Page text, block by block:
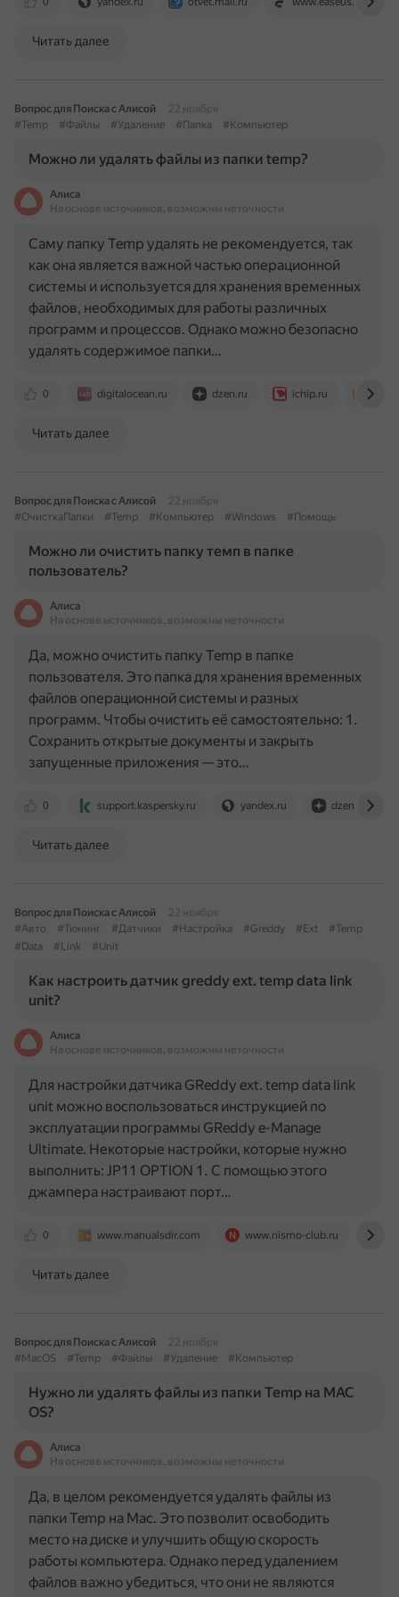
Читать далее
Вопрос для Поиска с Алисой
22 ноября
#Temp
#Файлы #Удаление #Папка #Компьютер
Можно ли удалять файлы из папки temp?
Алиса
На основе источников, возможны неточности
0 digitalocean.ru dzen.ru ichip.ru
Саму папку Temp удалять не рекомендуется, так
как она является важной частью операционной
системы и используется для хранения временных
файлов, необходимых для работы различных
программ и процессов. Однако можно безопасно
удалять содержимое папки…
Читать далее
Вопрос для Поиска с Алисой
22 ноября
#ОчисткаПапки
#Temp #Компьютер #Windows #Помощь
Можно ли очистить папку темп в папке
пользователь?
Алиса
На основе источников, возможны неточности
0 support.kaspersky.ru yandex.ru dzen.ru
Да, можно очистить папку Temp в папке
пользователя. Это папка для хранения временных
файлов операционной системы и разных
программ. Чтобы очистить её самостоятельно: 1.
Сохранить открытые документы и закрыть
запущенные приложения — это…
Читать далее
Вопрос для Поиска с Алисой
22 ноября
#Авто
#Тюнинг #Датчики #Настройка #Greddy #Ext
#Temp
#Data
#Link #Unit
Как настроить датчик greddy ext. temp data link
unit?
Алиса
На основе источников, возможны неточности
0 www.manualsdir.com www.nismo-club.ru
Для настройки датчика GReddy ext. temp data link
unit можно воспользоваться инструкцией по
эксплуатации программы GReddy e-Manage
Ultimate. Некоторые настройки, которые нужно
выполнить: JP11 OPTION 1. С помощью этого
джампера настраивают порт…
Читать далее
Вопрос для Поиска с Алисой
22 ноября
#MacOS
#Temp #Файлы #Удаление #Компьютер
Нужно ли удалять файлы из папки Temp на MAC
OS?
Алиса
На основе источников, возможны неточности
Да, в целом рекомендуется удалять файлы из
папки Temp на Mac. Это позволит освободить
место на диске и улучшить общую скорость
работы компьютера. Однако перед удалением
файлов важно убедиться, что они не являются